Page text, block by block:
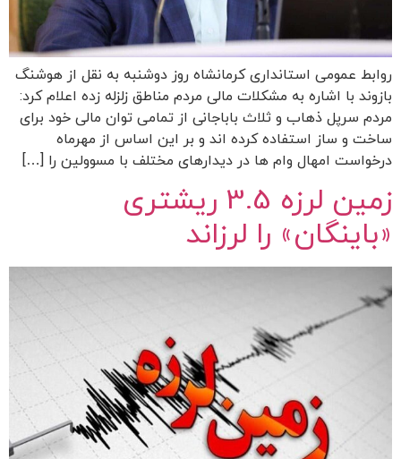
روابط عمومی استانداری کرمانشاه روز دوشنبه به نقل از هوشنگ
بازوند با اشاره به مشکلات مالی مردم مناطق زلزله زده اعلام کرد:
مردم سرپل ذهاب و ثلاث باباجانی از تمامی توان مالی خود برای
ساخت و ساز استفاده کرده اند و بر این اساس از مهرماه
درخواست امهال وام ها در دیدارهای مختلف با مسوولین را […]
زمین لرزه‌ 3.5 ریشتری
«باینگان» را لرزاند